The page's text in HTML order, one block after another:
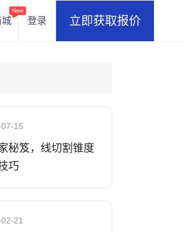
城
New
登录 立即获取报价
15
秘笈，线切割锥度
巧
21